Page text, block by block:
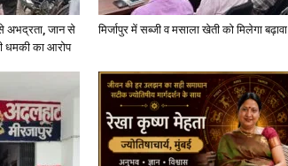
अभद्रता, जान से
धमकी का आरोप
मिर्जापुर में सब्जी व मसाला खेती को मिलेगा बढ़ावा